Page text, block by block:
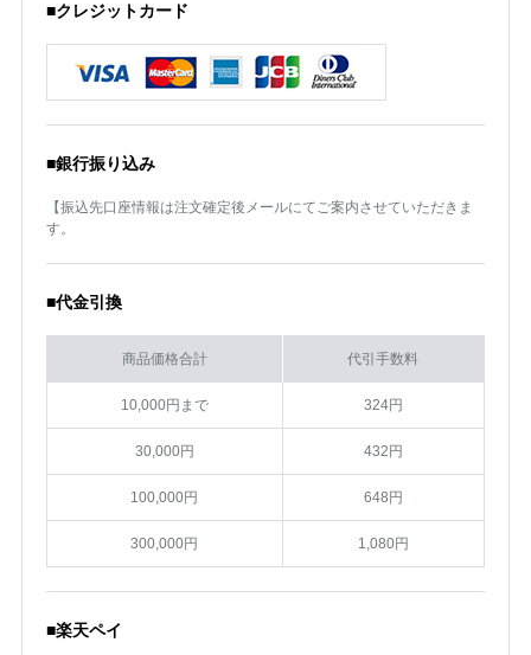
■クレジットカード
■銀行振り込み
【振込先口座情報は注文確定後メールにてご案内させていただきま
す。
■代金引換
商品価格合計 代引手数料
10,000円まで 324円
30,000円 432円
100,000円 648円
300,000円 1,080円
■楽天ペイ